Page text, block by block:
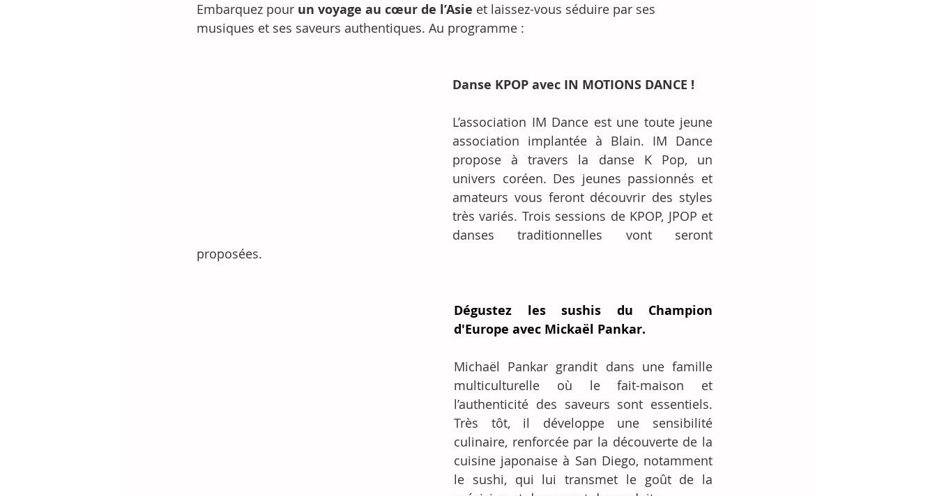
Embarquez pour un voyage au cœur de l’Asie et laissez-vous séduire par ses
musiques et ses saveurs authentiques. Au programme :
Danse KPOP avec IN MOTIONS DANCE !
L’association IM Dance est une toute jeune
association implantée à Blain. IM Dance
propose à travers la danse K Pop, un
univers coréen. Des jeunes passionnés et
amateurs vous feront découvrir des styles
très variés. Trois sessions de KPOP, JPOP et
danses traditionnelles vont seront
proposées.
Dégustez les sushis du Champion
d'Europe avec Mickaël Pankar.
Michaël Pankar grandit dans une famille
multiculturelle où le fait-maison et
l’authenticité des saveurs sont essentiels.
Très tôt, il développe une sensibilité
culinaire, renforcée par la découverte de la
cuisine japonaise à San Diego, notamment
le sushi, qui lui transmet le goût de la